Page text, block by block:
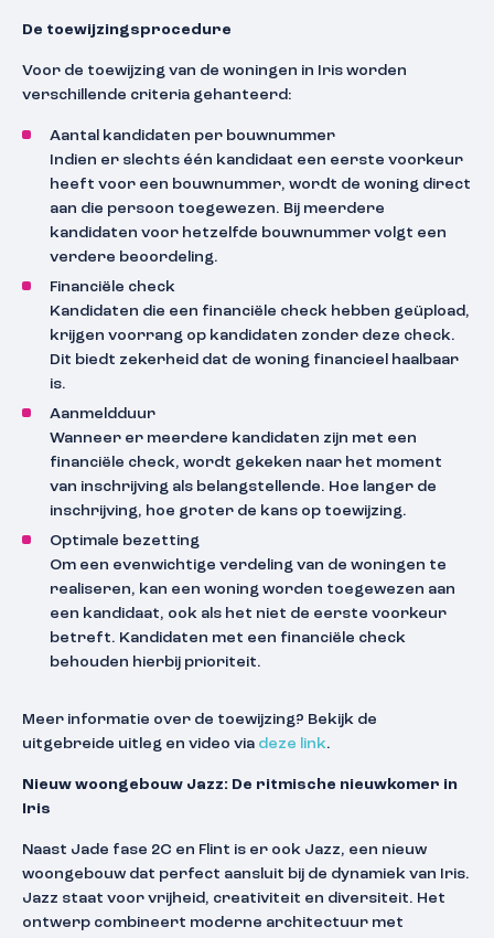
De toewijzingsprocedure
Voor de toewijzing van de woningen in Iris worden
verschillende criteria gehanteerd:
Aantal kandidaten per bouwnummer
Indien er slechts één kandidaat een eerste voorkeur
heeft voor een bouwnummer, wordt de woning direct
aan die persoon toegewezen. Bij meerdere
kandidaten voor hetzelfde bouwnummer volgt een
verdere beoordeling.
Financiële check
Kandidaten die een financiële check hebben geüpload,
krijgen voorrang op kandidaten zonder deze check.
Dit biedt zekerheid dat de woning financieel haalbaar
is.
Aanmeldduur
Wanneer er meerdere kandidaten zijn met een
financiële check, wordt gekeken naar het moment
van inschrijving als belangstellende. Hoe langer de
inschrijving, hoe groter de kans op toewijzing.
Optimale bezetting
Om een evenwichtige verdeling van de woningen te
realiseren, kan een woning worden toegewezen aan
een kandidaat, ook als het niet de eerste voorkeur
betreft. Kandidaten met een financiële check
behouden hierbij prioriteit.
Meer informatie over de toewijzing? Bekijk de
uitgebreide uitleg en video via deze link.
Nieuw woongebouw Jazz: De ritmische nieuwkomer in
Iris
Naast Jade fase 2C en Flint is er ook Jazz, een nieuw
woongebouw dat perfect aansluit bij de dynamiek van Iris.
Jazz staat voor vrijheid, creativiteit en diversiteit. Het
ontwerp combineert moderne architectuur met